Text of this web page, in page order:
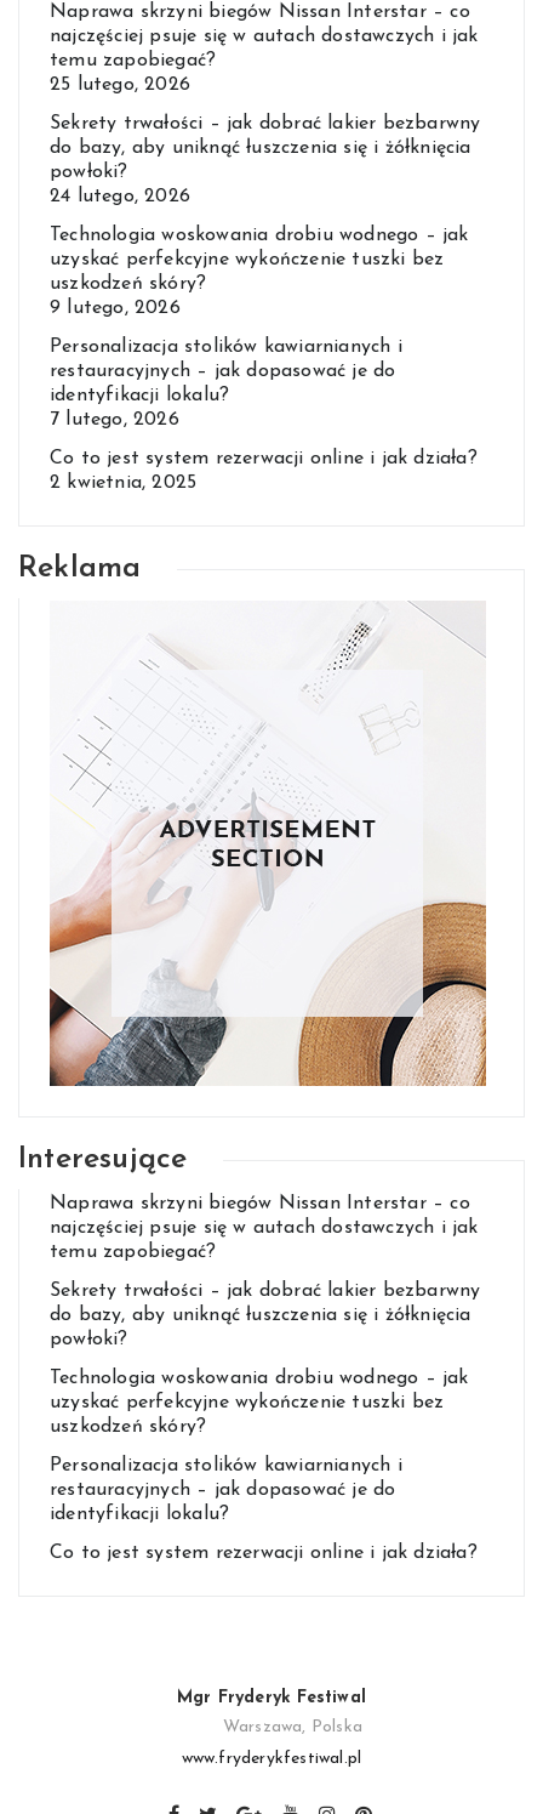
Naprawa skrzyni biegów Nissan Interstar – co
najczęściej psuje się w autach dostawczych i jak
temu zapobiegać?
25 lutego, 2026
Sekrety trwałości – jak dobrać lakier bezbarwny
do bazy, aby uniknąć łuszczenia się i żółknięcia
powłoki?
24 lutego, 2026
Technologia woskowania drobiu wodnego – jak
uzyskać perfekcyjne wykończenie tuszki bez
uszkodzeń skóry?
9 lutego, 2026
Personalizacja stolików kawiarnianych i
restauracyjnych – jak dopasować je do
identyfikacji lokalu?
7 lutego, 2026
Co to jest system rezerwacji online i jak działa?
2 kwietnia, 2025
Reklama
Interesujące
Naprawa skrzyni biegów Nissan Interstar – co
najczęściej psuje się w autach dostawczych i jak
temu zapobiegać?
Sekrety trwałości – jak dobrać lakier bezbarwny
do bazy, aby uniknąć łuszczenia się i żółknięcia
powłoki?
Technologia woskowania drobiu wodnego – jak
uzyskać perfekcyjne wykończenie tuszki bez
uszkodzeń skóry?
Personalizacja stolików kawiarnianych i
restauracyjnych – jak dopasować je do
identyfikacji lokalu?
Co to jest system rezerwacji online i jak działa?
Mgr Fryderyk Festiwal
Warszawa, Polska
www.fryderykfestiwal.pl